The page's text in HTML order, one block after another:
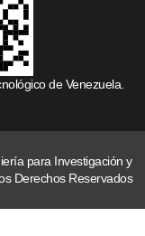
de Venezuela.
para Investigación y
Derechos Reservados